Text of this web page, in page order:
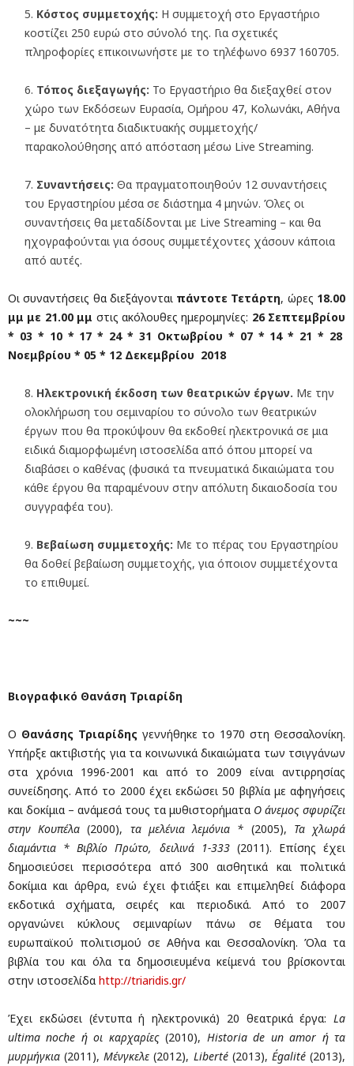
Κόστος συμμετοχής: Η συμμετοχή στο Εργαστήριο
κοστίζει 250 ευρώ στο σύνολό της. Για σχετικές
πληροφορίες επικοινωνήστε με το τηλέφωνο 6937 160705.
Τόπος διεξαγωγής: Το Εργαστήριο θα διεξαχθεί στον
χώρο των Εκδόσεων Ευρασία, Ομήρου 47, Κολωνάκι, Αθήνα
– με δυνατότητα διαδικτυακής συμμετοχής/
παρακολούθησης από απόσταση μέσω Live Streaming.
Συναντήσεις: Θα πραγματοποιηθούν 12 συναντήσεις
του Εργαστηρίου μέσα σε διάστημα 4 μηνών. Όλες οι
συναντήσεις θα μεταδίδονται με Live Streaming – και θα
ηχογραφούνται για όσους συμμετέχοντες χάσουν κάποια
από αυτές.
Οι συναντήσεις θα διεξάγονται πάντοτε Τετάρτη, ώρες 18.00
μμ με 21.00 μμ στις ακόλουθες ημερομηνίες: 26 Σεπτεμβρίου
* 03 * 10 * 17 * 24 * 31 Οκτωβρίου * 07 * 14 * 21 * 28
Νοεμβρίου * 05 * 12 Δεκεμβρίου 2018
Ηλεκτρονική έκδοση των θεατρικών έργων. Με την
ολοκλήρωση του σεμιναρίου το σύνολο των θεατρικών
έργων που θα προκύψουν θα εκδοθεί ηλεκτρονικά σε μια
ειδικά διαμορφωμένη ιστοσελίδα από όπου μπορεί να
διαβάσει ο καθένας (φυσικά τα πνευματικά δικαιώματα του
κάθε έργου θα παραμένουν στην απόλυτη δικαιοδοσία του
συγγραφέα του).
Βεβαίωση συμμετοχής: Με το πέρας του Εργαστηρίου
θα δοθεί βεβαίωση συμμετοχής, για όποιον συμμετέχοντα
το επιθυμεί.
~~~
Βιογραφικό Θανάση Τριαρίδη
Ο Θανάσης Τριαρίδης γεννήθηκε το 1970 στη Θεσσαλονίκη.
Υπήρξε ακτιβιστής για τα κοινωνικά δικαιώματα των τσιγγάνων
στα χρόνια 1996-2001 και από το 2009 είναι αντιρρησίας
συνείδησης. Από το 2000 έχει εκδώσει 50 βιβλία με αφηγήσεις
και δοκίμια – ανάμεσά τους τα μυθιστορήματα Ο άνεμος σφυρίζει
στην Κουπέλα (2000), τα μελένια λεμόνια * (2005), Τα χλωρά
διαμάντια * Βιβλίο Πρώτο, δειλινά 1-333(2011). Επίσης έχει
δημοσιεύσει περισσότερα από 300 αισθητικά και πολιτικά
δοκίμια και άρθρα, ενώ έχει φτιάξει και επιμεληθεί διάφορα
εκδοτικά σχήματα, σειρές και περιοδικά. Από το 2007
οργανώνει κύκλους σεμιναρίων πάνω σε θέματα του
ευρωπαϊκού πολιτισμού σε Αθήνα και Θεσσαλονίκη. Όλα τα
βιβλία του και όλα τα δημοσιευμένα κείμενά του βρίσκονται
στην ιστοσελίδα http://triaridis.gr/
Έχει εκδώσει (έντυπα ή ηλεκτρονικά) 20 θεατρικά έργα: La
ultima noche ή οι καρχαρίες(2010), Ηistoria de un amor ή τα
μυρμήγκια (2011),Μένγκελε (2012), Liberté(2013), Égalité(2013),